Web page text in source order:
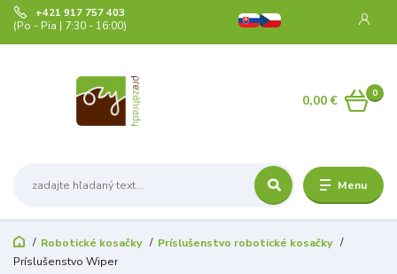
Menu
+421 917 757 403
(Po - Pia | 7:30 - 16:00)
0
0,00 €
Robotické kosačky
Príslušenstvo robotické kosačky
Príslušenstvo Wiper